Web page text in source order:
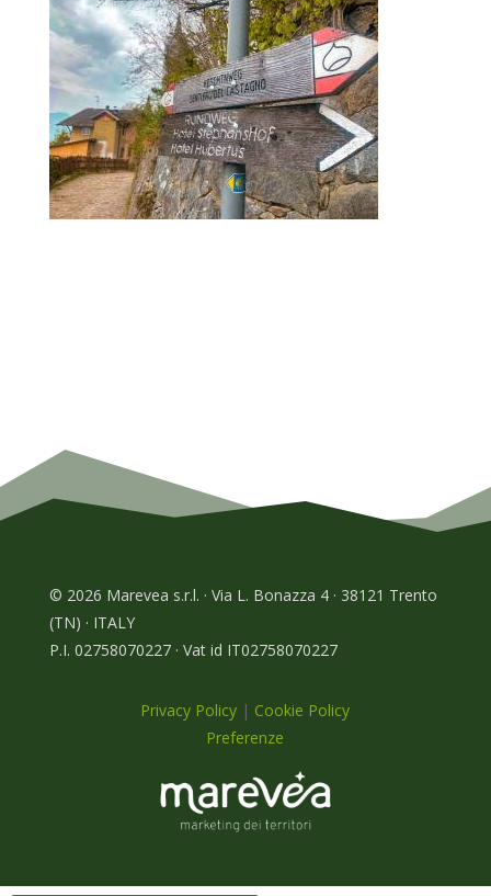
© 2026 Marevea s.r.l. · Via L. Bonazza 4 · 38121 Trento
(TN) · ITALY
P.I. 02758070227 · Vat id IT02758070227
Privacy Policy | Cookie Policy
Preferenze